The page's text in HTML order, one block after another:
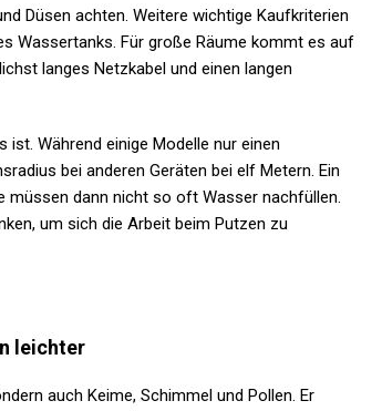
Düsen achten. Weitere wichtige Kaufkriterien
Wassertanks. Für große Räume kommt es auf
langes Netzkabel und einen langen
Während einige Modelle nur einen
bei anderen Geräten bei elf Metern. Ein
müssen dann nicht so oft Wasser nachfüllen.
um sich die Arbeit beim Putzen zu
leichter
auch Keime, Schimmel und Pollen. Er